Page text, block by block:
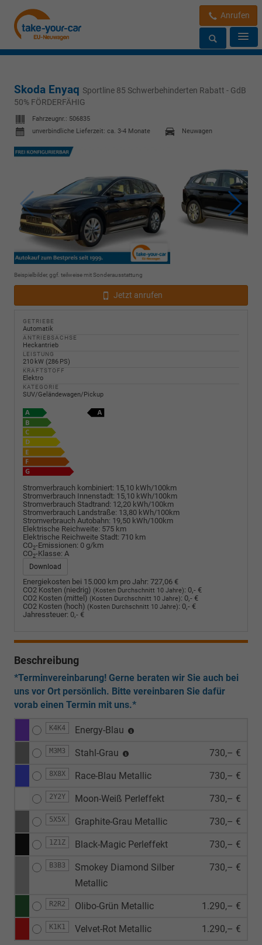
Anrufen
Skoda Enyaq Sportline 85 Schwerbehinderten Rabatt - GdB
50% FÖRDERFÄHIG
Fahrzeugnr.: 506835
unverbindliche Lieferzeit: ca. 3-4 Monate
Neuwagen
Beispielbilder, ggf. teilweise mit Sonderausstattung
Jetzt anrufen
GETRIEBE
Automatik
ANTRIEBSACHSE
Heckantrieb
LEISTUNG
210 kW (286 PS)
KRAFTSTOFF
Elektro
KATEGORIE
SUV/Geländewagen/Pickup
Stromverbrauch kombiniert: 15,10 kWh/100km
Stromverbrauch Innenstadt: 15,10 kWh/100km
Stromverbrauch Stadtrand: 12,20 kWh/100km
Stromverbrauch Landstraße: 13,80 kWh/100km
Stromverbrauch Autobahn: 19,50 kWh/100km
Elektrische Reichweite: 575 km
Elektrische Reichweite Stadt: 710 km
CO2-Emissionen: 0 g/km
CO2-Klasse: A
Download
Energiekosten bei 15.000 km pro Jahr: 727,06 €
CO2 Kosten (niedrig) (Kosten Durchschnitt 10 Jahre): 0,- €
CO2 Kosten (mittel) (Kosten Durchschnitt 10 Jahre): 0,- €
CO2 Kosten (hoch) (Kosten Durchschnitt 10 Jahre): 0,- €
Jahressteuer: 0,- €
Beschreibung
*Terminvereinbarung! Gerne beraten wir Sie auch bei
uns vor Ort persönlich. Bitte vereinbaren Sie dafür
vorab einen Termin mit uns.*
K4K4 Energy-Blau
M3M3 Stahl-Grau 730,– €
8X8X Race-Blau Metallic 730,– €
2Y2Y Moon-Weiß Perleffekt 730,– €
5X5X Graphite-Grau Metallic 730,– €
1Z1Z Black-Magic Perleffekt 730,– €
B3B3
Smokey Diamond Silber
Metallic
730,– €
R2R2 Olibo-Grün Metallic 1.290,– €
K1K1 Velvet-Rot Metallic 1.290,– €